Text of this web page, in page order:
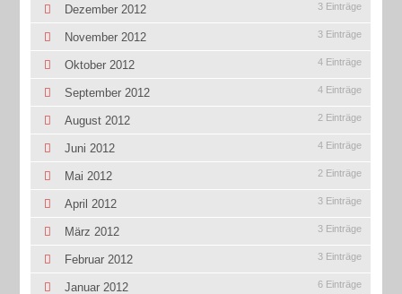
Dezember 2012 3 Einträge
November 2012 3 Einträge
Oktober 2012 4 Einträge
September 2012 4 Einträge
August 2012 2 Einträge
Juni 2012 4 Einträge
Mai 2012 2 Einträge
April 2012 3 Einträge
März 2012 3 Einträge
Februar 2012 3 Einträge
Januar 2012 6 Einträge